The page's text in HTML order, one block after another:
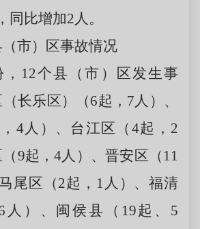
同比增加2人。
（市）区事故情况
，12个县（市）区发生事
长乐区）（6起，7人）、
4人）、台江区（4起，2
9起，4人）、晋安区（11
尾区（2起，1人）、福清
人）、闽侯县（19起、5